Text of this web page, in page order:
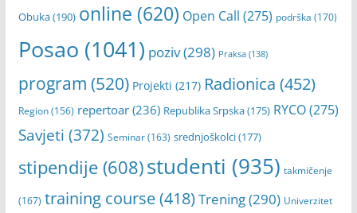
Obuka(190) online (620) Open Call (275) podrška (170)
Posao (1041) poziv(298) Praksa(138)
program (520) Projekti (217) Radionica (452)
Region(156) repertoar(236) Republika Srpska(175) RYCO(275)
Savjeti (372) Seminar(163) srednjoškolci(177)
stipendije(608)studenti (935) takmičenje
(167) training course(418) Trening(290) Univerzitet